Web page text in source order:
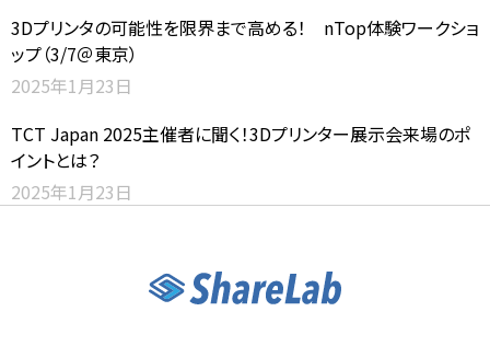
3Dプリンタの可能性を限界まで高める！ nTop体験ワークショ
ップ（3/7＠東京）
2025年1月23日
TCT Japan 2025主催者に聞く！3Dプリンター展示会来場のポ
イントとは？
2025年1月23日